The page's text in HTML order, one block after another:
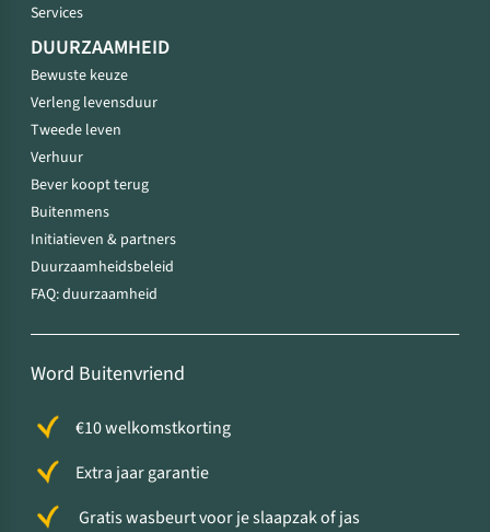
Services
DUURZAAMHEID
Bewuste keuze
Verleng levensduur
Tweede leven
Verhuur
Bever koopt terug
Buitenmens
Initiatieven & partners
Duurzaamheidsbeleid
FAQ: duurzaamheid
Word Buitenvriend
€10 welkomstkorting
Extra jaar garantie
Gratis wasbeurt voor je slaapzak of jas